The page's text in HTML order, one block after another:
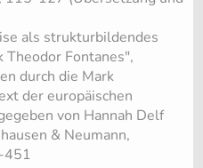
als strukturbildendes
Fontanes",
durch die Mark
der europäischen
von Hannah Delf
& Neumann,
451